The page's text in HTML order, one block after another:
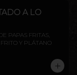
A LO
PAPAS FRITAS,
Y PLÁTANO